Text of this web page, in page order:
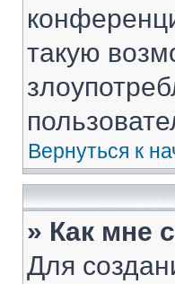
такую
Вернуться к
» Как мне
Для